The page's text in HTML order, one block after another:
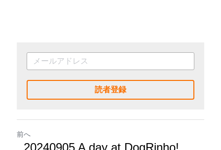
読者登録
前へ
20240905 A day at DogRinho!